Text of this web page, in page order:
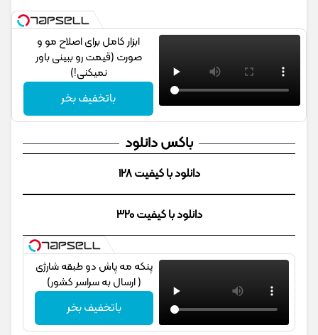
ابزار کامل برای اصلاح مو و
صورت (قیمت رو ببینی باور
نمیکنی!)
باتخفیف بخر
باکس دانلود
دانلود با کیفیت 128
دانلود با کیفیت 320
پنکه مه پاش دو طبقه شارژی
( ارسال به سراسر کشور)
باتخفیف بخر